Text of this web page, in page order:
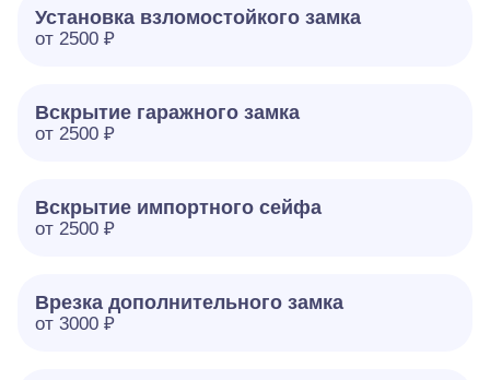
Установка взломостойкого замка
от 2500 ₽
Вскрытие гаражного замка
от 2500 ₽
Вскрытие импортного сейфа
от 2500 ₽
Врезка дополнительного замка
от 3000 ₽